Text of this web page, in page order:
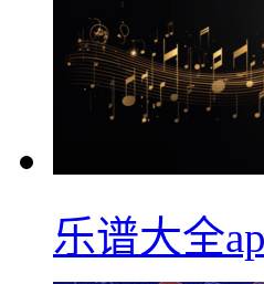
乐谱大全